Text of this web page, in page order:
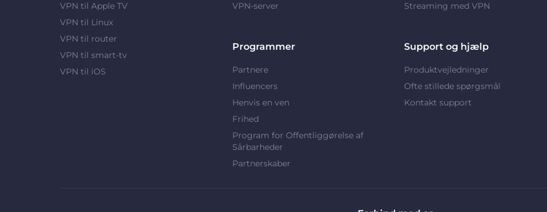
VPN til Apple TV
VPN til Linux
VPN til router
VPN til smart-tv
VPN til iOS
VPN-server
Streaming med VPN
Programmer
Partnere
Influencers
Henvis en ven
Frihed
Program for Offentliggørelse af
Sårbarheder
Partnerskaber
Support og hjælp
Produktvejledninger
Ofte stillede spørgsmål
Kontakt support